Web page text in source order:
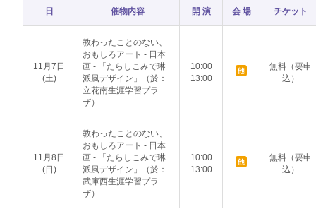
日 催物内容 開 演 会 場 チケット
11月7日
(土)
教わったことのない、
おもしろアート - 日本
画 - 「たらしこみで琳
派風デザイン」（於：
立花南生涯学習プラ
ザ）
10:00
13:00
無料（要申
込）
11月8日
(日)
教わったことのない、
おもしろアート - 日本
画 - 「たらしこみで琳
派風デザイン」（於：
武庫西生涯学習プラ
ザ）
10:00
13:00
無料（要申
込）